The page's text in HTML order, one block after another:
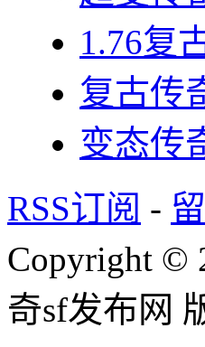
1.76复
复古传
变态传
RSS订阅 -
Copyright ©
奇sf发布网